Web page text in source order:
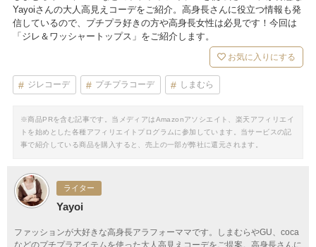
Yayoiさんの大人高見えコーデをご紹介。高身長さんに役立つ情報も発
信しているので、プチプラ好きの方や高身長女性は必見です！今回は
「ジレ＆ワッシャートップス」をご紹介します。
お気に入りにする
ジレコーデ プチプラコーデ しまむら
※商品PRを含む記事です。当メディアはAmazonアソシエイト、楽天アフィリエイ
トを始めとした各種アフィリエイトプログラムに参加しています。当サービスの記
事で紹介している商品を購入すると、売上の一部が弊社に還元されます。
ライター
Yayoi
ファッションが大好きな高身長アラフォーママです。しまむらやGU、coca
などのプチプラアイテムを使った大人高見えコーデをご提案。高身長さんに